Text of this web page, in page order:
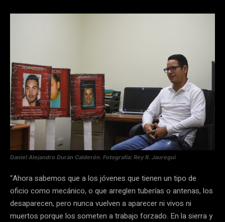
Daniel Alejandro Durán Calderón. Fotografía: Rey R. Jauregui
“Ahora sabemos que a los jóvenes que tienen un tipo de
oficio como mecánico, o que arreglen tuberías o antenas, los
desaparecen, pero nunca vuelven a aparecer ni vivos ni
muertos porque los someten a trabajo forzado. En la sierra y